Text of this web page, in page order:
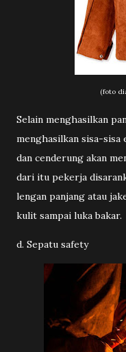
(foto
Selain menghasilkan
menghasilkan sisa-
dan cenderung akan
dari itu pekerja
lengan panjang atau
kulit sampai luka bakar.
d. Sepatu safety